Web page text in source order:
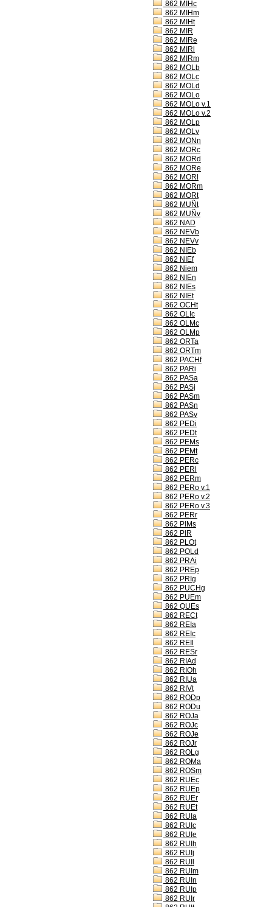
862 MIHc
862 MIHm
862 MIHt
862 MIR
862 MIRe
862 MIRl
862 MIRm
862 MOLb
862 MOLc
862 MOLd
862 MOLo
862 MOLo v.1
862 MOLo v.2
862 MOLp
862 MOLv
862 MONn
862 MORc
862 MORd
862 MORe
862 MORl
862 MORm
862 MORt
862 MUÑt
862 MUÑv
862 NAD
862 NEVb
862 NEVv
862 NIEb
862 NIEf
862 Niem
862 NIEn
862 NIEs
862 NIEt
862 OCHt
862 OLIc
862 OLMc
862 OLMp
862 ORTa
862 ORTm
862 PACHf
862 PARi
862 PASa
862 PASj
862 PASm
862 PASn
862 PASv
862 PEDi
862 PEDt
862 PEMs
862 PEMt
862 PERc
862 PERl
862 PERm
862 PERo v.1
862 PERo v.2
862 PERo v.3
862 PERr
862 PIMs
862 PIR
862 PLOt
862 POLd
862 PRAi
862 PREp
862 PRIg
862 PUCHg
862 PUEm
862 QUEs
862 RECt
862 REIa
862 REIc
862 REIl
862 RESr
862 RIAd
862 RIOh
862 RIUa
862 RIVt
862 RODp
862 RODu
862 ROJa
862 ROJc
862 ROJe
862 ROJr
862 ROLg
862 ROMa
862 ROSm
862 RUEc
862 RUEp
862 RUEr
862 RUEt
862 RUIa
862 RUIc
862 RUIe
862 RUIh
862 RUIj
862 RUIl
862 RUIm
862 RUIn
862 RUIp
862 RUIr